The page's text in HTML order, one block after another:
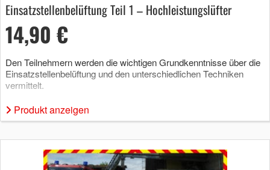
Einsatzstellenbelüftung Teil 1 – Hochleistungslüfter
14,90 €
Den Teilnehmern werden die wichtigen Grundkenntnisse über die
Einsatzstellenbelüftung und den unterschiedlichen Techniken
vermittelt.
Produkt anzeigen